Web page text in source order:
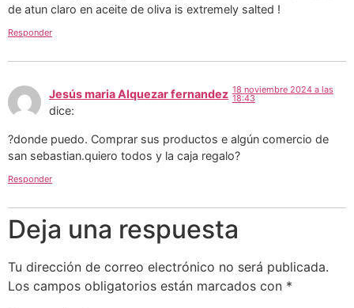
de atun claro en aceite de oliva is extremely salted !
Responder
Jesús maria Alquezar fernandez
dice:
18 noviembre 2024 a las
18:43
?donde puedo. Comprar sus productos e algún comercio de
san sebastian.quiero todos y la caja regalo?
Responder
Deja una respuesta
Tu dirección de correo electrónico no será publicada.
Los campos obligatorios están marcados con *